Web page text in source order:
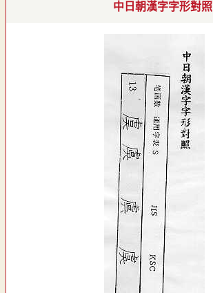
中日朝漢字字形對照